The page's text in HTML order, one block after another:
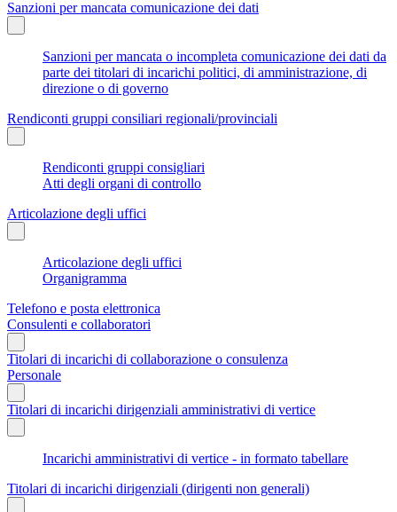
Sanzioni per mancata comunicazione dei dati
Sanzioni per mancata o incompleta comunicazione dei dati da
parte dei titolari di incarichi politici, di amministrazione, di
direzione o di governo
Rendiconti gruppi consiliari regionali/provinciali
Rendiconti gruppi consigliari
Atti degli organi di controllo
Articolazione degli uffici
Articolazione degli uffici
Organigramma
Telefono e posta elettronica
Consulenti e collaboratori
Titolari di incarichi di collaborazione o consulenza
Personale
Titolari di incarichi dirigenziali amministrativi di vertice
Incarichi amministrativi di vertice - in formato tabellare
Titolari di incarichi dirigenziali (dirigenti non generali)